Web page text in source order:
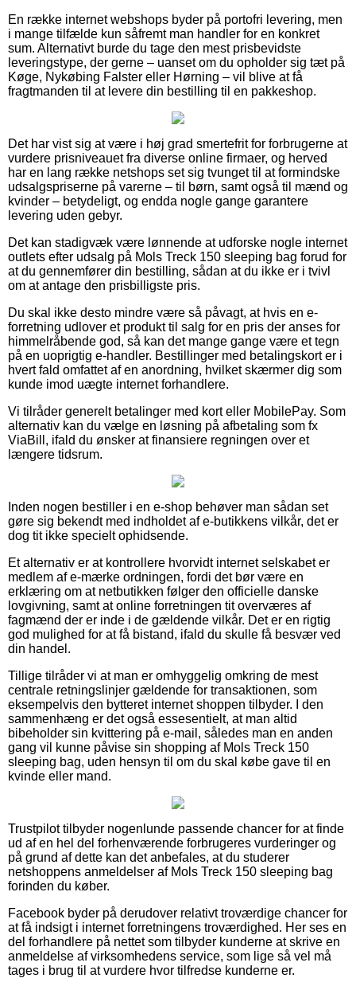
En række internet webshops byder på portofri levering, men
i mange tilfælde kun såfremt man handler for en konkret
sum. Alternativt burde du tage den mest prisbevidste
leveringstype, der gerne – uanset om du opholder sig tæt på
Køge, Nykøbing Falster eller Hørning – vil blive at få
fragtmanden til at levere din bestilling til en pakkeshop.
Det har vist sig at være i høj grad smertefrit for forbrugerne at
vurdere prisniveauet fra diverse online firmaer, og herved
har en lang række netshops set sig tvunget til at formindske
udsalgspriserne på varerne – til børn, samt også til mænd og
kvinder – betydeligt, og endda nogle gange garantere
levering uden gebyr.
Det kan stadigvæk være lønnende at udforske nogle internet
outlets efter udsalg på Mols Treck 150 sleeping bag forud for
at du gennemfører din bestilling, sådan at du ikke er i tvivl
om at antage den prisbilligste pris.
Du skal ikke desto mindre være så påvagt, at hvis en e-
forretning udlover et produkt til salg for en pris der anses for
himmelråbende god, så kan det mange gange være et tegn
på en uoprigtig e-handler. Bestillinger med betalingskort er i
hvert fald omfattet af en anordning, hvilket skærmer dig som
kunde imod uægte internet forhandlere.
Vi tilråder generelt betalinger med kort eller MobilePay. Som
alternativ kan du vælge en løsning på afbetaling som fx
ViaBill, ifald du ønsker at finansiere regningen over et
længere tidsrum.
Inden nogen bestiller i en e-shop behøver man sådan set
gøre sig bekendt med indholdet af e-butikkens vilkår, det er
dog tit ikke specielt ophidsende.
Et alternativ er at kontrollere hvorvidt internet selskabet er
medlem af e-mærke ordningen, fordi det bør være en
erklæring om at netbutikken følger den officielle danske
lovgivning, samt at online forretningen tit overværes af
fagmænd der er inde i de gældende vilkår. Det er en rigtig
god mulighed for at få bistand, ifald du skulle få besvær ved
din handel.
Tillige tilråder vi at man er omhyggelig omkring de mest
centrale retningslinjer gældende for transaktionen, som
eksempelvis den bytteret internet shoppen tilbyder. I den
sammenhæng er det også essesentielt, at man altid
bibeholder sin kvittering på e-mail, således man en anden
gang vil kunne påvise sin shopping af Mols Treck 150
sleeping bag, uden hensyn til om du skal købe gave til en
kvinde eller mand.
Trustpilot tilbyder nogenlunde passende chancer for at finde
ud af en hel del forhenværende forbrugeres vurderinger og
på grund af dette kan det anbefales, at du studerer
netshoppens anmeldelser af Mols Treck 150 sleeping bag
forinden du køber.
Facebook byder på derudover relativt troværdige chancer for
at få indsigt i internet forretningens troværdighed. Her ses en
del forhandlere på nettet som tilbyder kunderne at skrive en
anmeldelse af virksomhedens service, som lige så vel må
tages i brug til at vurdere hvor tilfredse kunderne er.